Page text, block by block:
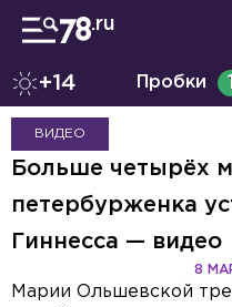
+14 Пробки 1
ВИДЕО
Больше четырёх
петербурженка
Гиннесса — видео
8
Марии Ольшевской